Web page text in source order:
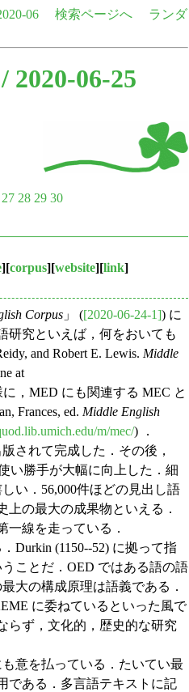
06 検索ページへ
ランダ
2020-06-25
27 28 29 30
][corpus][website][link]
Corpus 」 ([2020-06-24-1]) に
研究といえば，何をおいても
and Robert E. Lewis. Middle
at
，MED にも関連する MEC と
Frances, ed. Middle English
m/mec/) ．
されて完成した．その後，
い勝手が大幅に向上した．細
い．56,000件ほどの見出し語
の最大の成果物といえる．
一線を走っている．
Durkin (1150--52) に拠って指
ことだ．OED ではある語の語
大の構成原理は語義である．
に委ねているといった風で
らず，文化的，歴史的な研究
意を払っている．たいてい最
である．多言語テキストに記